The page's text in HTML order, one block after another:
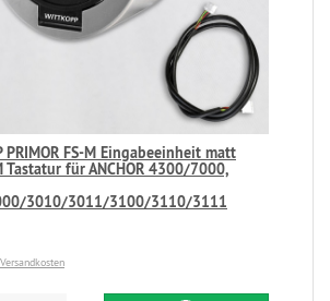
PRIMOR FS-M Eingabeeinheit matt
Tastatur für ANCHOR 4300/7000,
3010/3011/3100/3110/3111